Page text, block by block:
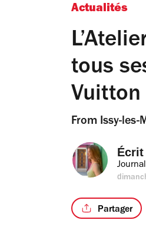
Actualités
tous
Vuitton
From Issy-
Écrit
Partager